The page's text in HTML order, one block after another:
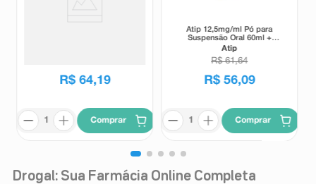
R$ 64,19
Comprar
Atip 12,5mg/ml Pó para
Suspensão Oral 60ml +
Seringa Dosadora
Atip
R$ 61,64
R$ 56,09
Comprar
Drogal: Sua Farmácia Online Completa